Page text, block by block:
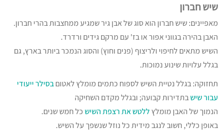
שיש חברון
מאפיינים: שיש חברון הוא סוג של אבן גיר שמגיע ממחצבות בהרי חברון.
האבן בהירה בגווני אפור או בז' עם מרקם גידים ורדרד.
השיש מתאים לחיפוי ולריצוף (פנים וחוץ) והסוג הנמכר ביותר בארץ, גם
בגלל עלויות שינוע נמוכות.
תחזוקה: בגלל נטיית השיש לספוח כתמים מומלץ לאטוםבסילר ייעודי
עבור שישבתדירות קבועה; ובגלל מקדם השחיקה
הנמוך של האבן מומלץ ללטש את רצפת השישכל חמש שנים.
באופן כללי, חשוב לנגב מידית כל נוזל שנשפך על השיש.